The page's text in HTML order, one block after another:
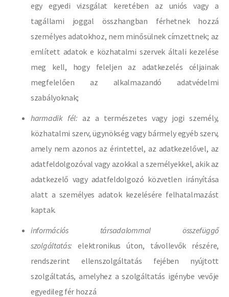
egy egyedi vizsgálat keretében az uniós vagy a
tagállami joggal összhangban férhetnek hozzá
személyes adatokhoz, nem minősülnek címzettnek; az
említett adatok e közhatalmi szervek általi kezelése
meg kell, hogy feleljen az adatkezelés céljainak
megfelelően az alkalmazandó adatvédelmi
szabályoknak;
harmadik fél: az a természetes vagy jogi személy,
közhatalmi szerv, ügynökség vagy bármely egyéb szerv,
amely nem azonos az érintettel, az adatkezelővel, az
adatfeldolgozóval vagy azokkal a személyekkel, akik az
adatkezelő vagy adatfeldolgozó közvetlen irányítása
alatt a személyes adatok kezelésére felhatalmazást
kaptak.
információs társadalommal összefüggő
szolgáltatás:elektronikus úton, távollevők részére,
rendszerint ellenszolgáltatás fejében nyújtott
szolgáltatás, amelyhez a szolgáltatás igénybe vevője
egyedileg fér hozzá